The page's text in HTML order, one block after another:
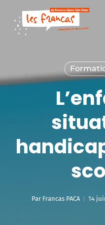
main
content
Par Francas PACA 14